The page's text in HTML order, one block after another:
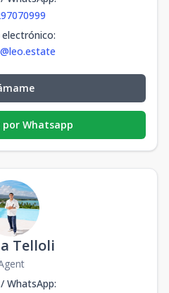
:
por Whatsapp
Telloli
WhatsApp: